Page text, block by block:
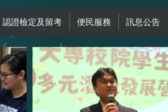
認證檢定及留考 便民服務 訊息公告